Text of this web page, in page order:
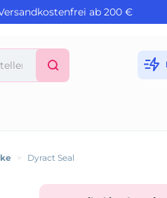
ab 200 €
> Dyract Seal